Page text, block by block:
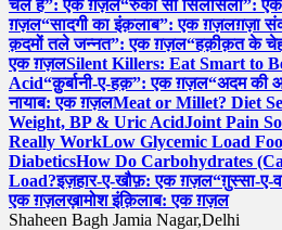
चले हैं”: एक ग़ज़ल“रुका सा सिलसिला”:
ग़ज़ल“सादगी का इंक़लाब”: एक ग़ज़लग़ज़ा
क़दमों तले जन्नत”: एक ग़ज़ल“हक़ीक़त के
एक ग़ज़लSilent Killers: Eat Smart to
Acid“क़ुर्बानी-ए-हक़”: एक ग़ज़ल“अदम की
नायाब: एक ग़ज़लMeat or Millet? Diet
Weight, BP & Uric AcidJoint Pain
Really WorkLow Glycemic Load
DiabeticsHow Do Carbohydrates
Load?इज़हार-ए-खौफ़: एक ग़ज़ल“ग़ुस्सा-
एक ग़ज़लख़ामोश इंक़िलाब: एक ग़ज़ल
Shaheen Bagh Jamia Nagar,Delhi